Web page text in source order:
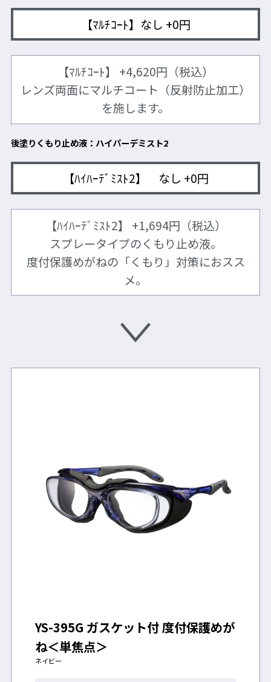
ハイパーデミスト2 ／価格：1,694円(税込)
製品ページはこちら
【ﾏﾙﾁｺｰﾄ】なし +0円
【ﾏﾙﾁｺｰﾄ】 +4,620円（税込）
レンズ両面にマルチコート（反射防止加工）
を施します。
後塗りくもり止め液：ハイパーデミスト2
【ﾊｲﾊｰﾃﾞﾐｽﾄ2】 なし +0円
【ﾊｲﾊｰﾃﾞﾐｽﾄ2】 +1,694円（税込）
スプレータイプのくもり止め液。
度付保護めがねの「くもり」対策におスス
メ。
YS-395G ガスケット付 度付保護めが
ね＜単焦点＞
ネイビー